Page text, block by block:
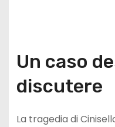
Un caso
discutere
La tragedia di